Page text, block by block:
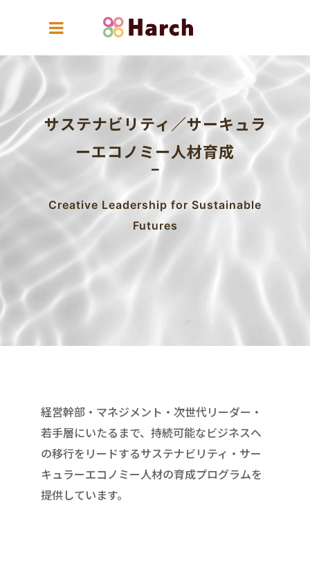
サステナビリティ／サーキュラ
ーエコノミー人材育成
Creative Leadership for Sustainable
Futures
経営幹部・マネジメント・次世代リーダー・
若手層にいたるまで、持続可能なビジネスへ
の移行をリードするサステナビリティ・サー
キュラーエコノミー人材の育成プログラムを
提供しています。